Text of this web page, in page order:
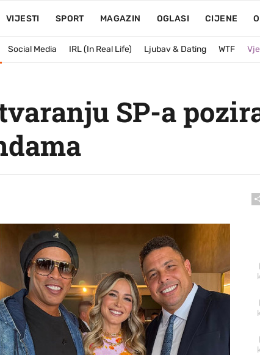
VIJESTI SPORT MAGAZIN OGLASI CIJENE
Social Media IRL (In Real Life) Ljubav & Dating WTF
SP-a